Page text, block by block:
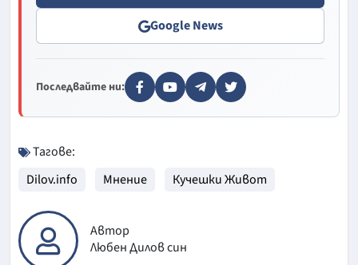
Google News
Последвайте ни:
Тагове:
Dilov.info
Мнение Кучешки Живот
Автор
Любен Дилов син